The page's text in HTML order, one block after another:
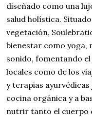
diseñado como una
salud holística.
vegetación,
bienestar como yoga,
sonido, fomentando
locales como de los
y terapias
cocina orgánica y a
nutrir tanto el cuerpo